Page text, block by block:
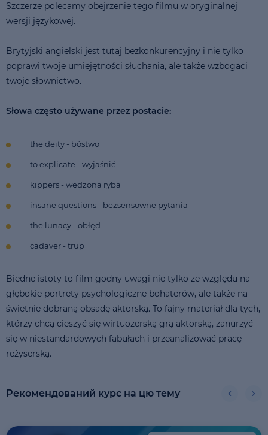
Szczerze polecamy obejrzenie tego filmu w oryginalnej
wersji językowej.
Brytyjski angielski jest tutaj bezkonkurencyjny i nie tylko
poprawi twoje umiejętności słuchania, ale także wzbogaci
twoje słownictwo.
Słowa często używane przez postacie:
the deity - bóstwo
to explicate - wyjaśnić
kippers - wędzona ryba
insane questions - bezsensowne pytania
the lunacy - obłęd
cadaver - trup
Biedne istoty to film godny uwagi nie tylko ze względu na
głębokie portrety psychologiczne bohaterów, ale także na
świetnie dobraną obsadę aktorską. To fajny materiał dla tych,
którzy chcą cieszyć się wirtuozerską grą aktorską, zanurzyć
się w niestandardowych fabułach i przeanalizować pracę
reżyserską.
Рекомендований курс на цю тему